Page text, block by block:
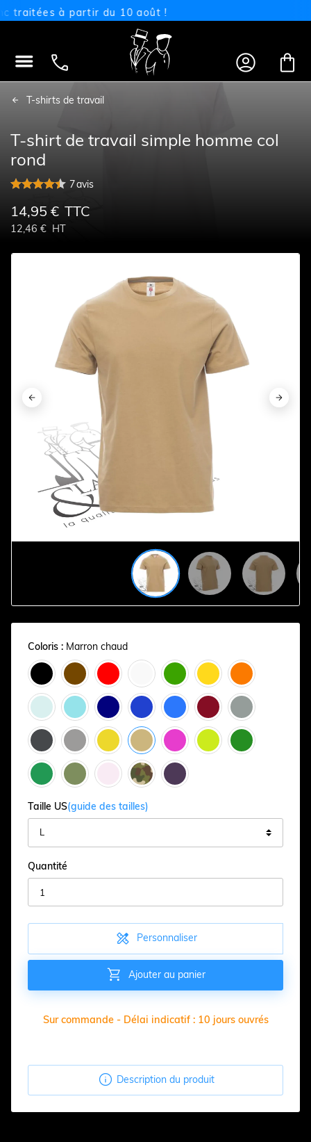
à partir du 10 août !
   
T-shirts de travail
T-shirt de travail simple homme col
rond
7avis
14,95 € TTC
12,46 € HT
 
 
 
 
 
Coloris : Marron chaud
Taille US(guide des tailles)
Quantité
 Personnaliser
 Ajouter au panier
Sur commande - Délai indicatif : 10 jours ouvrés
 Description du produit